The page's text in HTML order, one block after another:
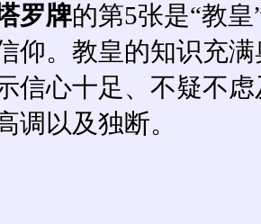
罗牌的第5张是“教
仰。教皇的知识充
信心十足、不疑不
调以及独断。